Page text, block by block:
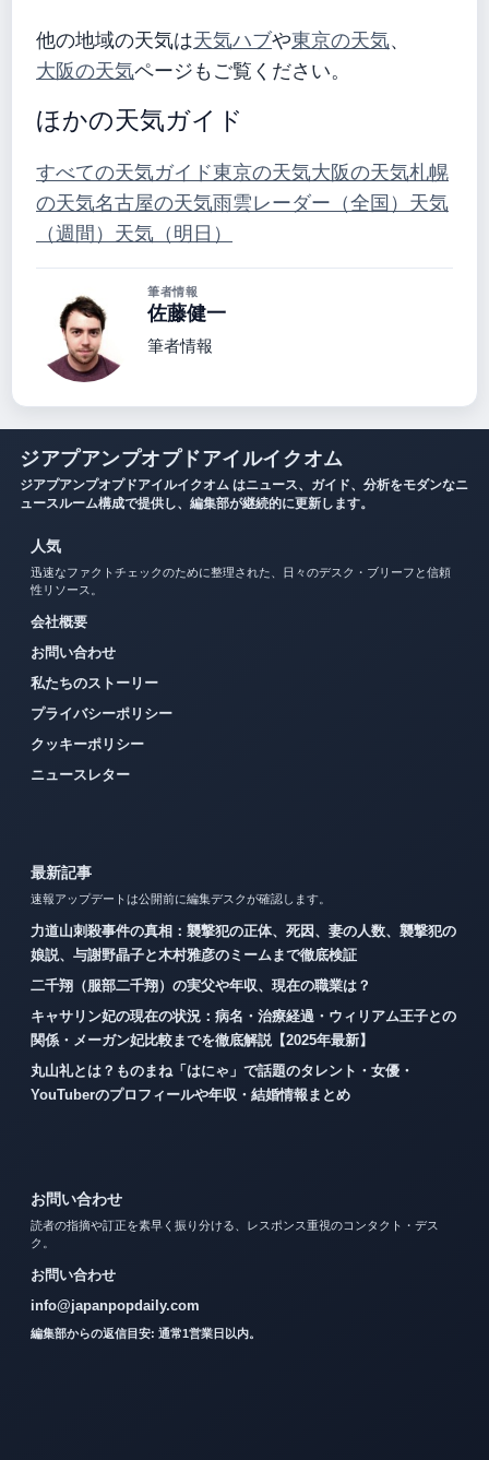
他の地域の天気は天気ハブや東京の天気、
大阪の天気ページもご覧ください。
ほかの天気ガイド
すべての天気ガイド東京の天気大阪の天気札幌
の天気名古屋の天気雨雲レーダー（全国） 天気
（週間） 天気（明日）
筆者情報
佐藤健一
筆者情報
ジアプアンプオプドアイルイクオム
ジアプアンプオプドアイルイクオム はニュース、ガイド、分析をモダンなニ
ュースルーム構成で提供し、編集部が継続的に更新します。
人気
迅速なファクトチェックのために整理された、日々のデスク・ブリーフと信頼
性リソース。
会社概要
お問い合わせ
私たちのストーリー
プライバシーポリシー
クッキーポリシー
ニュースレター
最新記事
速報アップデートは公開前に編集デスクが確認します。
力道山刺殺事件の真相：襲撃犯の正体、死因、妻の人数、襲撃犯の
娘説、与謝野晶子と木村雅彦のミームまで徹底検証
二千翔（服部二千翔）の実父や年収、現在の職業は？
キャサリン妃の現在の状況：病名・治療経過・ウィリアム王子との
関係・メーガン妃比較までを徹底解説【2025年最新】
丸山礼とは？ものまね「はにゃ」で話題のタレント・女優・
YouTuberのプロフィールや年収・結婚情報まとめ
お問い合わせ
読者の指摘や訂正を素早く振り分ける、レスポンス重視のコンタクト・デス
ク。
お問い合わせ
info@japanpopdaily.com
編集部からの返信目安: 通常1営業日以内。